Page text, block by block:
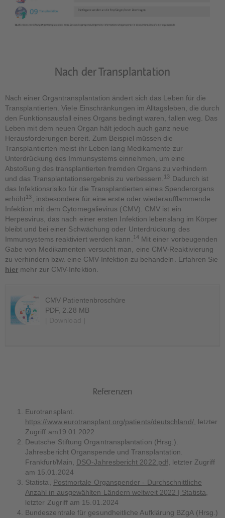
Nach der Transplantation
Nach einer Organtransplantation ändert sich das Leben für die
Transplantierten. Viele Einschränkungen im Alltagsleben, die durch
den Funktionsausfall eines Organs bedingt waren, fallen weg. Das
Leben mit dem neuen Organ hält jedoch auch ganz neue
Herausforderungen bereit. Zum Beispiel müssen die
Transplantierten meist ihr Leben lang Medikamente zur
Unterdrückung des Immunsystems einnehmen, um eine
Abstoßung des transplantierten fremden Organs zu verhindern
und das Transplantationsergebnis zu verbessern.13 Dadurch ist
das Infektionsrisiko für die Transplantierten eines Spenderorgans
erhöht13, insbesondere für eine erste oder wiederaufflammende
Infektion mit dem Cytomegalievirus (CMV). CMV ist ein
Herpesvirus, das nach einer ersten Infektion lebenslang im Körper
bleibt und bei einer Schwächung oder Unterdrückung des
Immunsystems reaktiviert werden kann.14Mit einer vorbeugenden
Gabe von Medikamenten versucht man, eine CMV-Reaktivierung
zu verhindern bzw. eine CMV-Infektion zu behandeln. Erfahren Sie
hier mehr zur CMV-Infektion.
CMV Patientenbroschüre
PDF, 2.28 MB
Referenzen
Eurotransplant.
https://www.eurotransplant.org/patients/deutschland/, letzter
Zugriff am19.01.2022
Deutsche Stiftung Organtransplantation (Hrsg.).
Jahresbericht Organspende und Transplantation.
Frankfurt/Main, DSO-Jahresbericht 2022.pdf, letzter Zugriff
am 15.01.2024
Statista, Postmortale Organspender - Durchschnittliche
Anzahl in ausgewählten Ländern weltweit 2022 | Statista,
letzter Zugriff am 15.01.2024
Bundeszentrale für gesundheitliche Aufklärung BZgA (Hrsg.)